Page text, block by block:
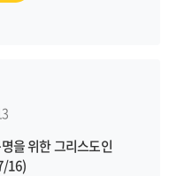
을 위한 그리스도인
16)